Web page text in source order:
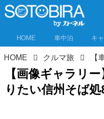
HOME 車中泊 キ
HOME クルマ旅
【画像ギャラリ
りたい信州そば処